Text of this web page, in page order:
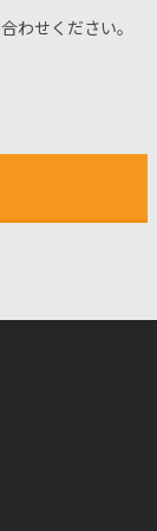
わせください。